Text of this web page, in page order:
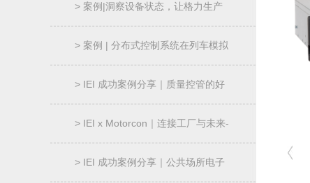
> 案例|洞察设备状态，让格力生产
过程“透明化”
> 案例 | 分布式控制系统在列车模拟
器的应用
> IEI 成功案例分享｜质量控管的好
帮手-AOI 机械控制器
> IEI x Motorcon｜连接工厂与未来-
智能制造解决方案
> IEI 成功案例分享｜公共场所电子